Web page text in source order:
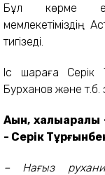
Бұл көрме
мемлекетіміздің
тигізеді.
Іс шараға Серік
Бурханов және т.б.
Ақын,
- Серік
– Нағыз